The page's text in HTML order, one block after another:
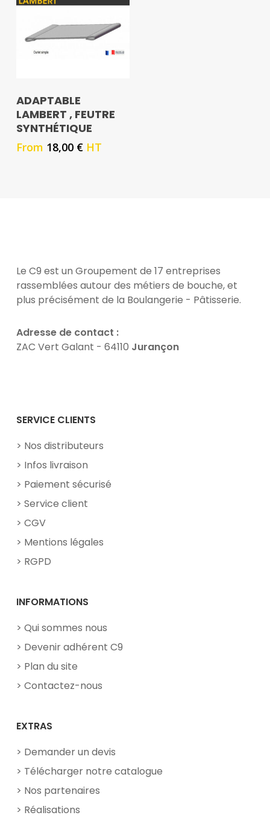
ADAPTABLE
LAMBERT , FEUTRE
SYNTHÉTIQUE
From 18,00 € HT
Le C9 est un Groupement de 17 entreprises
rassemblées autour des métiers de bouche, et
plus précisément de la Boulangerie - Pâtisserie.
Adresse de contact :
ZAC Vert Galant - 64110 Jurançon
SERVICE CLIENTS
Nos distributeurs
Infos livraison
Paiement sécurisé
Service client
CGV
Mentions légales
RGPD
INFORMATIONS
Qui sommes nous
Devenir adhérent C9
Plan du site
Contactez-nous
EXTRAS
Demander un devis
Télécharger notre catalogue
Nos partenaires
Réalisations